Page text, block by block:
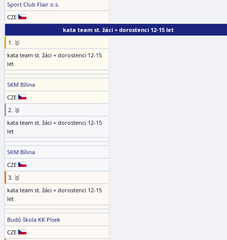
Sport Club Flair o.s.
CZE
kata team st. žáci + dorostenci 12-15 let
1. 🥇
kata team st. žáci + dorostenci 12-15
let
SKM Bílina
CZE
2. 🥈
kata team st. žáci + dorostenci 12-15
let
SKM Bílina
CZE
3. 🥉
kata team st. žáci + dorostenci 12-15
let
Budó škola KK Písek
CZE